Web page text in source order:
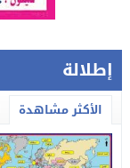
إطلالة
الأكثر مشاهدة